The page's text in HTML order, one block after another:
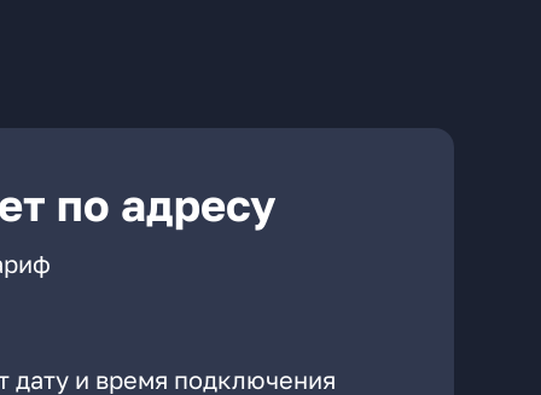
по адресу
дату и время подключения